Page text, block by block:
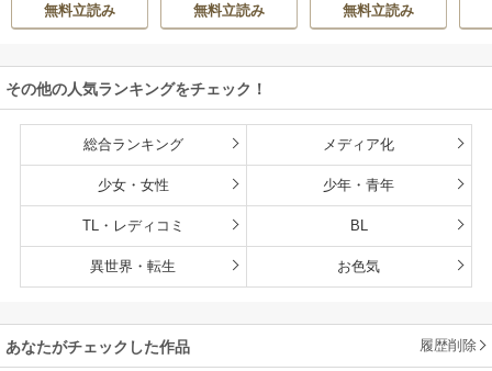
無料立読み
無料立読み
無料立読み
その他の人気ランキングをチェック！
総合ランキング メディア化
少女・女性 少年・青年
TL・レディコミ BL
異世界・転生 お色気
あなたがチェックした作品 履歴削除